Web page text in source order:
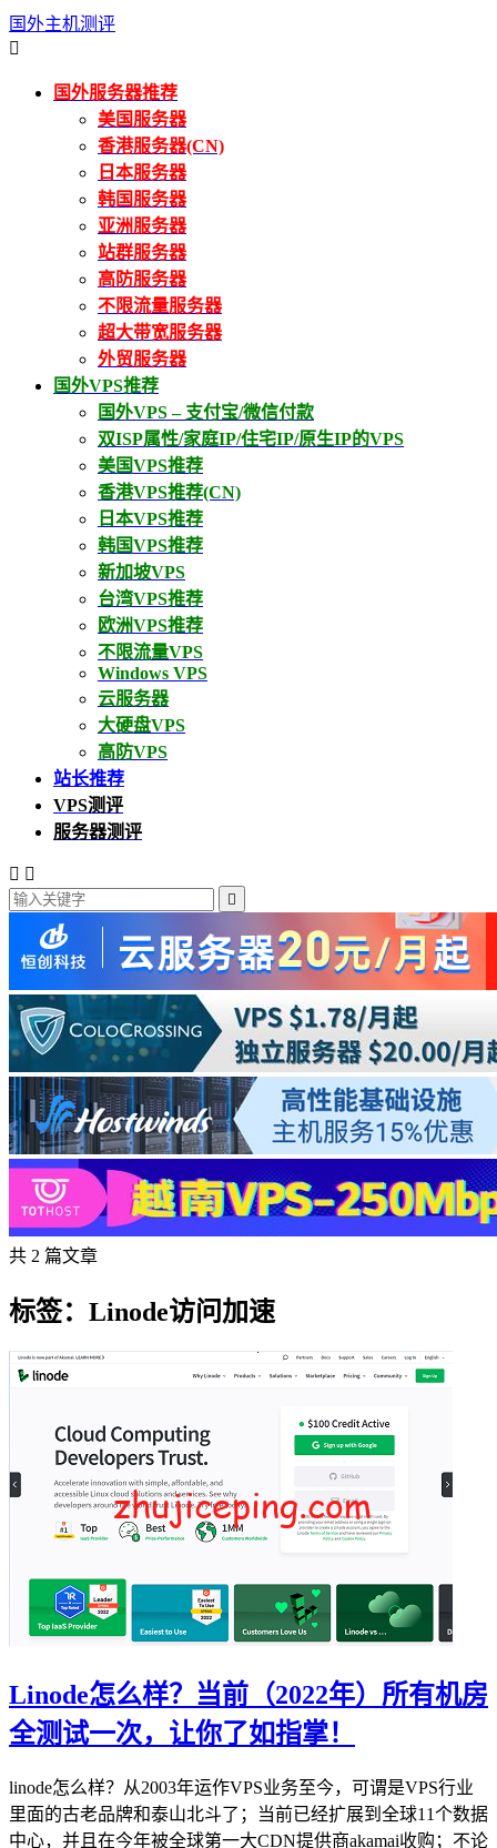
国外主机测评

国外服务器推荐
美国服务器
香港服务器(CN)
日本服务器
韩国服务器
亚洲服务器
站群服务器
高防服务器
不限流量服务器
超大带宽服务器
外贸服务器
国外VPS推荐
国外VPS – 支付宝/微信付款
双ISP属性/家庭IP/住宅IP/原生IP的VPS
美国VPS推荐
香港VPS推荐(CN)
日本VPS推荐
韩国VPS推荐
新加坡VPS
台湾VPS推荐
欧洲VPS推荐
不限流量VPS
Windows VPS
云服务器
大硬盘VPS
高防VPS
站长推荐
VPS测评
服务器测评
 

共 2 篇文章
标签：Linode访问加速
Linode怎么样？当前（2022年）所有机房
全测试一次，让你了如指掌！
linode怎么样？从2003年运作VPS业务至今，可谓是VPS行业
里面的古老品牌和泰山北斗了；当前已经扩展到全球11个数据
中心，并且在今年被全球第一大CDN提供商akamai收购；不论